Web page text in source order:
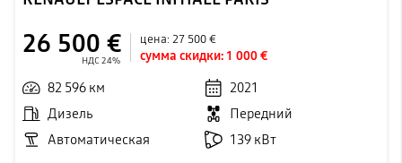
26 500 €
НДС 24%
цена:27 500 €
сумма скидки: 1 000 €
82 596 км
2021
Дизель
Передний
Автоматическая
139 кВт